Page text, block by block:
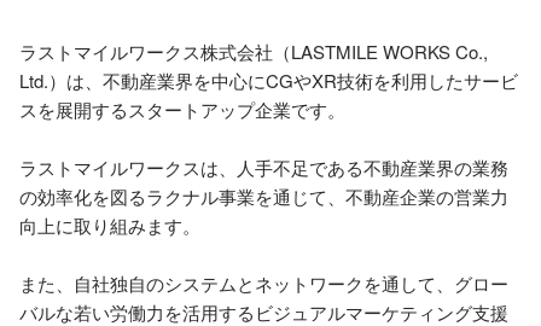
ラストマイルワークス株式会社（LASTMILE WORKS Co.,
Ltd.）は、不動産業界を中心にCGやXR技術を利用したサービ
スを展開するスタートアップ企業です。
ラストマイルワークスは、人手不足である不動産業界の業務
の効率化を図るラクナル事業を通じて、不動産企業の営業力
向上に取り組みます。
また、自社独自のシステムとネットワークを通して、グロー
バルな若い労働力を活用するビジュアルマーケティング支援